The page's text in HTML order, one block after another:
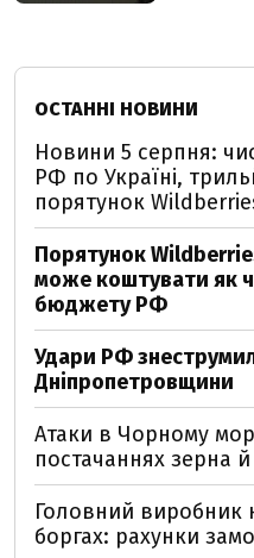
ОСТАННІ НОВИНИ
Новини 5 серпня:
РФ по Україні,
порятунок
Порятунок
може коштувати як
бюджету РФ
Удари РФ
Дніпропетровщини
Атаки в Чорному
постачаннях зерна
Головний виробник
боргах: рахунки